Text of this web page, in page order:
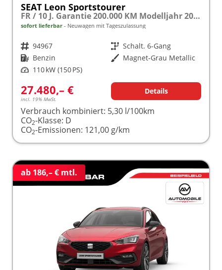
SEAT Leon Sportstourer
FR / 10 J. Garantie 200.000 KM Modelljahr 2027 1.5 TSI 150 PS 10J. SHZ
sofort lieferbar Neuwagen mit Tageszulassung
Fahrzeugnr. 94967 Getriebe Schalt. 6-Gang
Kraftstoff Benzin Außenfarbe Magnet-Grau Metallic
Leistung 110 kW (150 PS)
27.480,– €
incl. 19% MwSt.
Details
Verbrauch kombiniert: 5,30 l/100km
CO2-Klasse: D
CO2-Emissionen: 121,00 g/km
ab 186,– € mtl.